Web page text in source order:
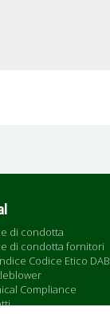
di condotta
di condotta fornitori
Codice Etico DAB
Compliance